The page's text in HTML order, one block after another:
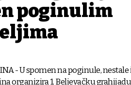
poginulim
- U spomen na poginule,
organizira 1. Beljevačku